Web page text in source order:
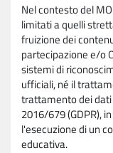
Nel contesto del
limitati a quelli
fruizione dei
partecipazione e/o
sistemi di
ufficiali, né il
trattamento dei dati
2016/679 (GDPR),
l'esecuzione di un
educativa.